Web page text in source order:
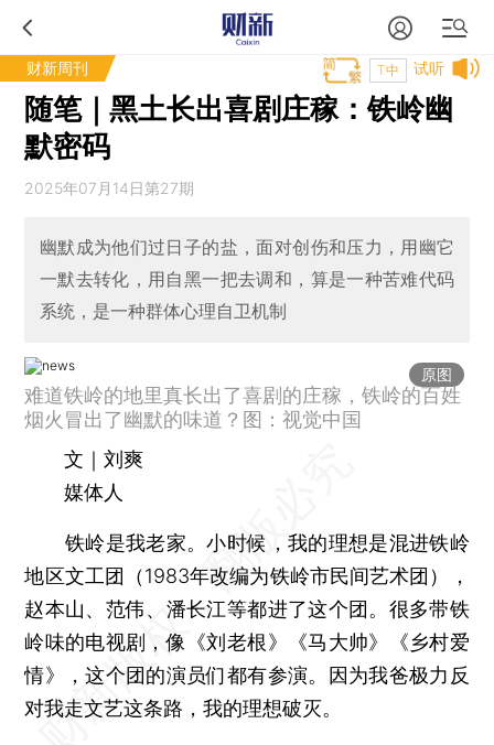
财新周刊 试听
T中
随笔｜黑土长出喜剧庄稼：铁岭幽
默密码
2025年07月14日第27期
幽默成为他们过日子的盐，面对创伤和压力，用幽它
一默去转化，用自黑一把去调和，算是一种苦难代码
系统，是一种群体心理自卫机制
原图
难道铁岭的地里真长出了喜剧的庄稼，铁岭的百姓
烟火冒出了幽默的味道？图：视觉中国
文｜刘爽
媒体人
铁岭是我老家。小时候，我的理想是混进铁岭
地区文工团（1983年改编为铁岭市民间艺术团），
赵本山、范伟、潘长江等都进了这个团。很多带铁
岭味的电视剧，像《刘老根》《马大帅》《乡村爱
情》，这个团的演员们都有参演。因为我爸极力反
对我走文艺这条路，我的理想破灭。